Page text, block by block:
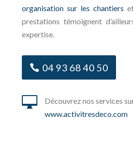
organisation sur les chantiers
prestations témoignent
expertise.
04 93 68 40 50

Découvrez nos services
www.activitresdeco.com